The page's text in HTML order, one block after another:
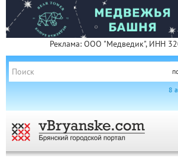
Реклама: ООО "Медведик", ИНН
8